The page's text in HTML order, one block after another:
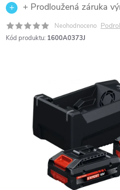
+ Prodloužená záruka
Neohodnoceno
Kód produktu: 1600A0373J